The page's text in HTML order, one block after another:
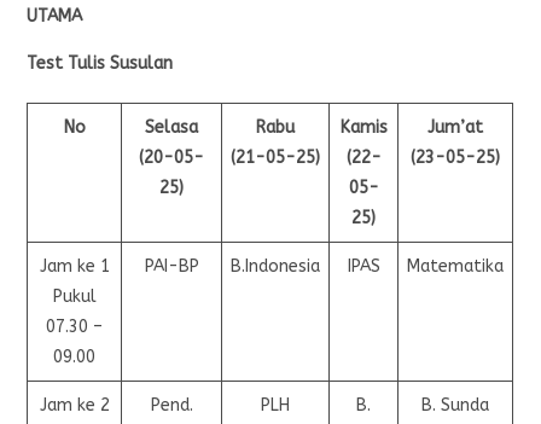
UTAMA
Test Tulis Susulan
No
Selasa
(20-05-
25)
Rabu
(21-05-25)
Kamis
(22-
05-
25)
Jum’at
(23-05-25)
Jam ke 1
Pukul
07.30 –
09.00
PAI-BP B.Indonesia IPAS Matematika
Jam ke 2
Pend.
PLH
B.
B. Sunda